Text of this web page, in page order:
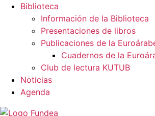
Biblioteca
Información de la Biblioteca
Presentaciones de libros
Publicaciones de la
Cuadernos de la
Club de lectura KUTUB
Noticias
Agenda